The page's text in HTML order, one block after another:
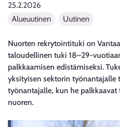
25.2.2026
Alueuutinen
Uutinen
Nuorten rekrytointituki on
taloudellinen tuki 18–29-
palkkaamisen edistämiseksi.
yksityisen sektorin työnantajalle
työnantajalle, kun he
nuoren.